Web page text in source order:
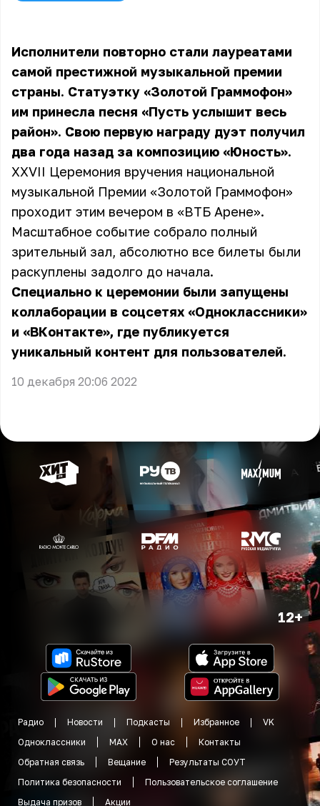
Исполнители повторно стали лауреатами
самой престижной музыкальной премии
страны. Статуэтку «Золотой Граммофон»
им принесла песня «Пусть услышит весь
район». Свою первую награду дуэт получил
два года назад за композицию «Юность».
XXVII Церемония вручения национальной
музыкальной Премии «Золотой Граммофон»
проходит этим вечером в «ВТБ Арене».
Масштабное событие собрало полный
зрительный зал, абсолютно все билеты были
раскуплены задолго до начала.
Специально к церемонии были запущены
коллаборации в соцсетях «Одноклассники»
и «ВКонтакте», где публикуется
уникальный контент для пользователей.
10 декабря 20:06 2022
12+
Радио Новости Подкасты Избранное
VK
Одноклассники
MAX О нас
Контакты
Обратная связь
Вещание
Результаты СОУТ
Политика безопасности
Пользовательское соглашение
Выдача призов
Акции